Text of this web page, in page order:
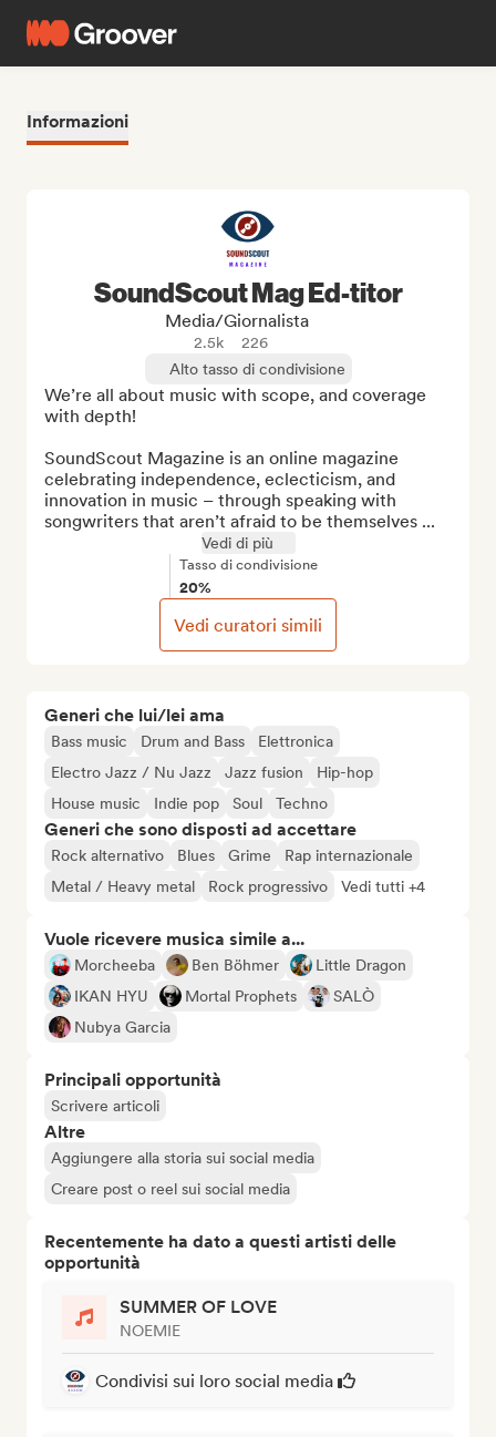
Informazioni
Generi che lui/lei ama
Bass music Drum and Bass
Elettronica
Electro Jazz / Nu Jazz
Jazz fusion
Hip-hop
House music
Indie pop Soul Techno
Generi che sono disposti ad accettare
Rock alternativo Blues Grime
Rap internazionale
Metal / Heavy metal
Rock progressivo Vedi tutti +4
Vuole ricevere musica simile a...
Morcheeba Ben Böhmer
Little Dragon
IKAN HYU
Mortal Prophets
SALÒ
Nubya Garcia
Principali opportunità
Scrivere articoli
Altre
Aggiungere alla storia sui social media
Creare post o reel sui social media
Recentemente ha dato a questi artisti delle
opportunità
SUMMER OF LOVE
NOEMIE
Condivisi sui loro social media
SoundScout Mag Ed-titor
Media/Giornalista
2.5k
226
Alto tasso di condivisione
We’re all about music with scope, and coverage
with depth!
SoundScout Magazine is an online magazine
celebrating independence, eclecticism, and
innovation in music – through speaking with
songwriters that aren’t afraid to be themselves ...
Vedi di più
Tasso di condivisione
20%
Vedi curatori simili